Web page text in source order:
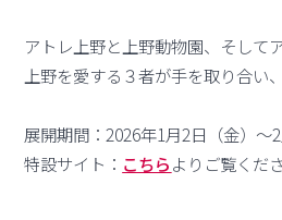
アトレ上野と上野動物園、そして
上野を愛する３者が手を取り合い
展開期間：2026年1月2日（金）～2
特設サイト： こちらよりご覧くだ